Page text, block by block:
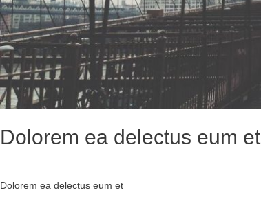
Dolorem ea delectus eum et
Dolorem ea delectus eum et